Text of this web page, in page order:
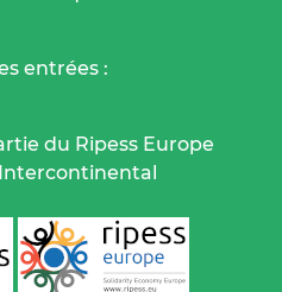
entrées :
du Ripess Europe